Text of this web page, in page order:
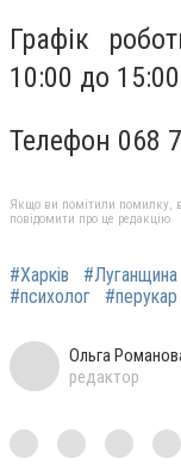
Графік
10:00 до
Телефон 068
Якщо ви помітили помилку,
повідомити про це редакцію
#Харків #Луганщина
#психолог
#перукар
Ольга
редактор